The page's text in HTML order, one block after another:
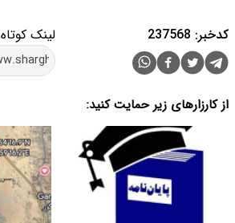
لینک کوتاه کدخبر: 237568
از کارزارهای زیر حمایت کنید: